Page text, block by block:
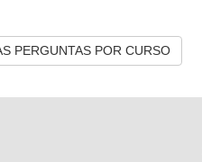
PERGUNTAS POR CURSO